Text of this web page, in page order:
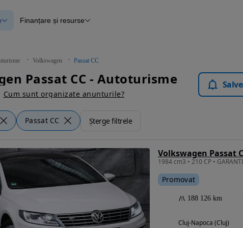
verificate
Blog Autovit.ro
Finanțare și resurse
Volkswagen Passat CC
Passat CC - Autoturisme
Cum sunt organizate anunturile?
Passat CC Șterge filtrele
Volkswagen Passat
Promovat
188 126 km
Cluj-Napoca (Cluj)